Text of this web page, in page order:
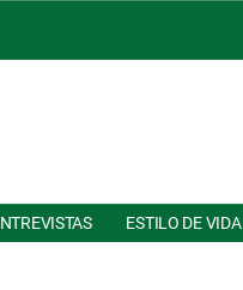
ESTILO DE VIDA